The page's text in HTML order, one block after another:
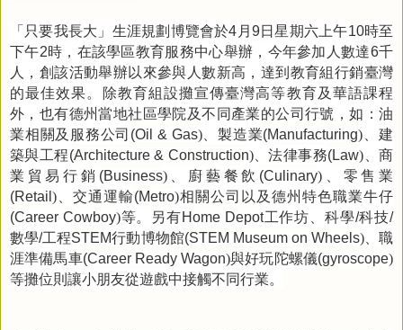
「只要我長大」生涯規劃博覽會於4月9日星期六上午10時至
下午2時，在該學區教育服務中心舉辦，今年參加人數達6千
人，創該活動舉辦以來參與人數新高，達到教育組行銷臺灣
的最佳效果。除教育組設攤宣傳臺灣高等教育及華語課程
外，也有德州當地社區學院及不同產業的公司行號，如：油
業相關及服務公司 (Oil & Gas)、製造業(Manufacturing)、建
築與工程(Architecture & Construction)、法律事務(Law)、商
業貿易行銷 (Business)、廚藝餐飲 (Culinary) 、零售業
(Retail )、交通運輸(Metro)相關公司以及德州特色職業牛仔
(Career Cowboy)等。另有Home Depot工作坊、科學/科技/
數學/工程STEM行動博物館(STEM Museum on Wheels)、職
涯準備馬車(Career Ready Wagon)與好玩陀螺儀(gyroscope)
等攤位則讓小朋友從遊戲中接觸不同行業。